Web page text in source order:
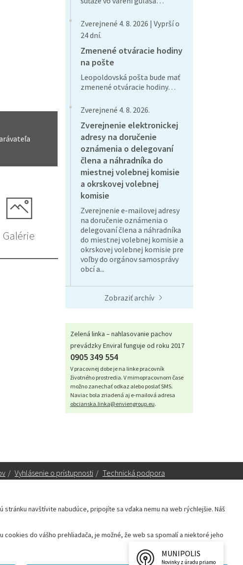
navštívite nabudúce, pripojíte sa vďaka nemu na web rýchlejšie. Náš
do vášho prehliadača, je možné, že web sa spomalí a niektoré jeho
Galérie
Zverejnené 4. 8. 2026 | Vyprší o
24 dní.
Zmenené otváracie hodiny
na pošte
Leopoldovská pošta bude mať
zmenené otváracie hodiny…
Zverejnené 4. 8. 2026.
Zverejnenie elektronickej
adresy na doručenie
oznámenia o delegovaní
člena a náhradníka do
miestnej volebnej komisie
a okrskovej volebnej
komisie
Zverejnenie e-mailovej adresy
na doručenie oznámenia o
delegovaní člena a náhradníka
do miestnej volebnej komisie a
okrskovej volebnej komisie pre
voľby do orgánov samosprávy
obcí a...
Zobraziť archív
Zelená linka – nahlasovanie pachov
prevádzky Enviral funguje od roku 2017
0905 349 554
V pracovnej dobe je na linke pracovník
životného prostredia. V mimopracovnom čase
možno zanechať odkaz alebo poslať SMS.
Naviac bola zriadená aj e-mailová adresa
obcianska.linka@enviengroup.eu.
/ Vyhlásenie o prístupnosti / Technická podpora
Primátorka:primatorka@leopoldov.sk
webmaster@leopoldov.sk
MUNIPOLIS
Novinky z úradu priamo